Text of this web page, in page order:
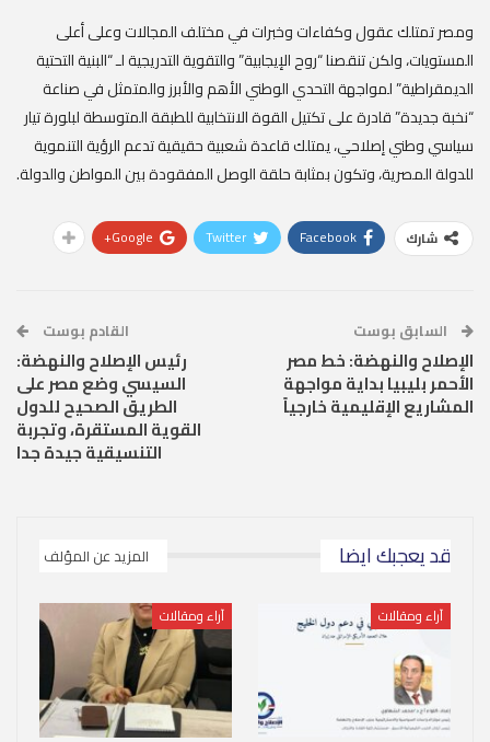
ومصر تمتلك عقول وكفاءات وخبرات في مختلف المجالات وعلى أعلى
المستويات، ولكن تنقصنا “روح الإيجابية” والتقوية التدريجية لـ “البنية التحتية
الديمقراطية” لمواجهة التحدي الوطني الأهم والأبرز والمتمثل في صناعة
“نخبة جديدة” قادرة على تكتيل القوة الانتخابية للطبقة المتوسطة لبلورة تيار
سياسي وطني إصلاحي، يمتلك قاعدة شعبية حقيقية تدعم الرؤية التنموية
للدولة المصرية، وتكون بمثابة حلقة الوصل المفقودة بين المواطن والدولة.
شارك Facebook
Twitter
Google+
السابق بوست
الإصلاح والنهضة: خط مصر
الأحمر بليبيا بداية مواجهة
المشاريع الإقليمية خارجياً
القادم بوست
رئيس الإصلاح والنهضة:
السيسي وضع مصر على
الطريق الصحيح للدول
القوية المستقرة، وتجربة
التنسيقية جيدة جدا
قد يعجبك ايضا المزيد عن المؤلف
آراء ومقالات آراء ومقالات